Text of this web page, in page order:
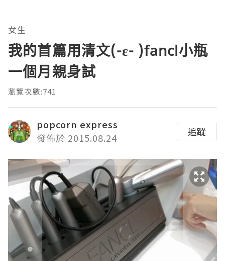
女生
我的首篇用清文(-ε- )fancl小瓶
一個月親身試
瀏覽次數:741
popcorn express
發佈於 2015.08.24
追蹤